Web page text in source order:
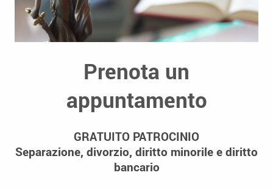
Prenota un
appuntamento
GRATUITO PATROCINIO
Separazione, divorzio, diritto minorile e diritto
bancario